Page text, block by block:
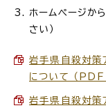
ホームページか
さい）
岩手県自殺対策
について （
岩手県自殺対策